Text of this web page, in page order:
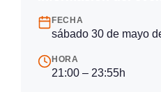
FECHA
sábado 30 de mayo
HORA
21:00 – 23:55h